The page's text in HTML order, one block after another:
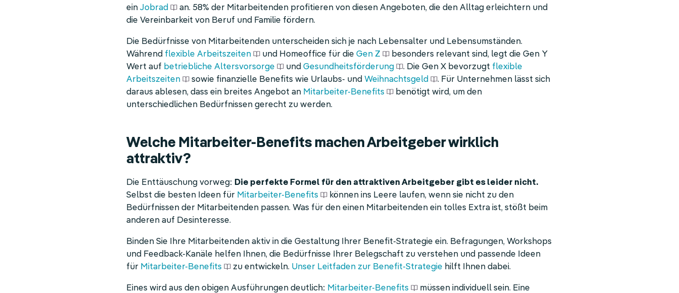
einJobrad
an. 58% der Mitarbeitenden profitieren von diesen Angeboten, die den Alltag erleichtern und
die Vereinbarkeit von Beruf und Familie fördern.
Die Bedürfnisse von Mitarbeitenden unterscheiden sich je nach Lebensalter und Lebensumständen.
Während flexible Arbeitszeiten und Homeoffice für dieGen Z
besonders relevant sind, legt die Gen Y
Wert auf betriebliche Altersvorsorge undGesundheitsförderung . Die Gen X bevorzugt flexible
Arbeitszeiten
sowie finanzielle Benefits wie Urlaubs- und Weihnachtsgeld
. Für Unternehmen lässt sich
daraus ablesen, dass ein breites Angebot an Mitarbeiter-Benefits
benötigt wird, um den
unterschiedlichen Bedürfnissen gerecht zu werden.
Welche Mitarbeiter-Benefits machen Arbeitgeber wirklich
attraktiv?
Die Enttäuschung vorweg: Die perfekte Formel für den attraktiven Arbeitgeber gibt es leider nicht.
Selbst die besten Ideen für Mitarbeiter-Benefits
können ins Leere laufen, wenn sie nicht zu den
Bedürfnissen der Mitarbeitenden passen. Was für den einen Mitarbeitenden ein tolles Extra ist, stößt beim
anderen auf Desinteresse.
Binden Sie Ihre Mitarbeitenden aktiv in die Gestaltung Ihrer Benefit-Strategie ein. Befragungen, Workshops
und Feedback-Kanäle helfen Ihnen, die Bedürfnisse Ihrer Belegschaft zu verstehen und passende Ideen
für Mitarbeiter-Benefits zu entwickeln. Unser Leitfaden zur Benefit-Strategie hilft Ihnen dabei.
Eines wird aus den obigen Ausführungen deutlich: Mitarbeiter-Benefits
müssen individuell sein. Eine